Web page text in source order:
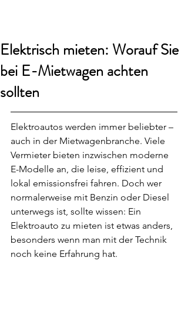
Elektrisch mieten: Worauf Sie
bei E-Mietwagen achten
sollten
Elektroautos werden immer beliebter –
auch in der Mietwagenbranche. Viele
Vermieter bieten inzwischen moderne
E-Modelle an, die leise, effizient und
lokal emissionsfrei fahren. Doch wer
normalerweise mit Benzin oder Diesel
unterwegs ist, sollte wissen: Ein
Elektroauto zu mieten ist etwas anders,
besonders wenn man mit der Technik
noch keine Erfahrung hat.